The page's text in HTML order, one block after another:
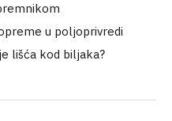
u poljoprivredi
lišća kod biljaka?